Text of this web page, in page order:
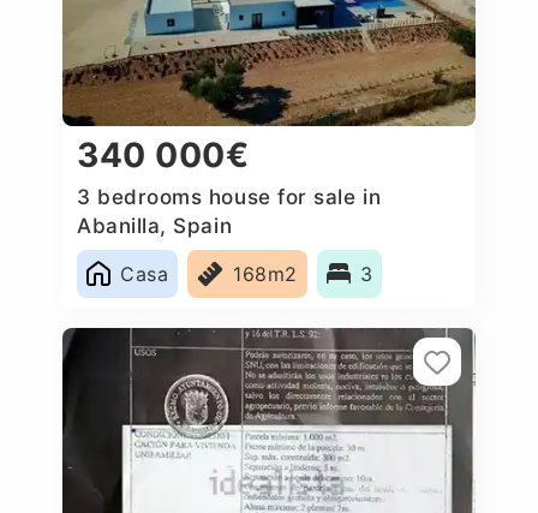
340 000€
3 bedrooms house for sale in
Abanilla, Spain
Casa
168m2 3